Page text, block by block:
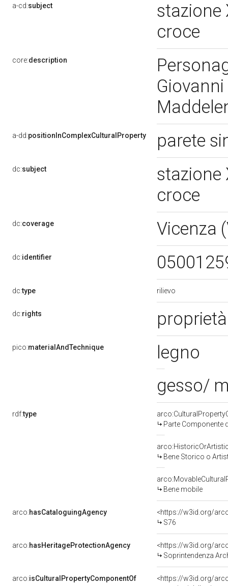
a-cd:subject
stazione
croce
core:description
a-dd:positionInComplexCulturalProperty parete
dc:subject
stazione
croce
dc:coverage Vicenza
dc:identifier
dc:type rilievo
dc:rights
pico:materialAndTechnique
legno
gesso/
rdf:type
Parte Componente
Bene Storico o
Bene mobile
arco:hasCataloguingAgency
<https://w3id.org/
S76
arco:hasHeritageProtectionAgency
<https://w3id.org/
Soprintendenza
arco:isCulturalPropertyComponentOf
<https://w3id.org/